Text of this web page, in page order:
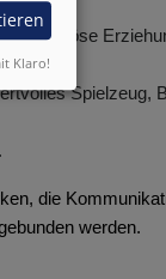
religiöse
Spielzeug,
die
werden.
Klaro!